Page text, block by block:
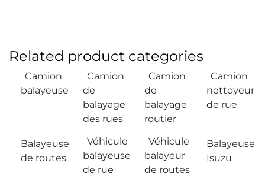
Related product categories
Camion
balayeuse
Camion
de
balayage
des rues
Camion
de
balayage
routier
Camion
nettoyeur
de rue
Balayeuse
de routes
Véhicule
balayeuse
de rue
Véhicule
balayeur
de routes
Balayeuse
Isuzu